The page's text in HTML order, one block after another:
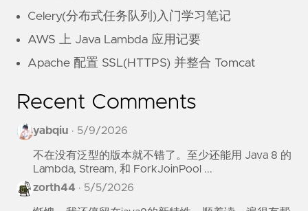
Celery(分布式任务队列)入门学习笔记
AWS 上 Java Lambda 应用记要
Apache 配置 SSL(HTTPS) 并整合 Tomcat
Recent Comments
yabqiu · 5/9/2026
不在没有泛型的版本就不错了。至少还能用 Java 8 的
Lambda, Stream, 和 ForkJoinPool ...
zorth44 · 5/5/2026